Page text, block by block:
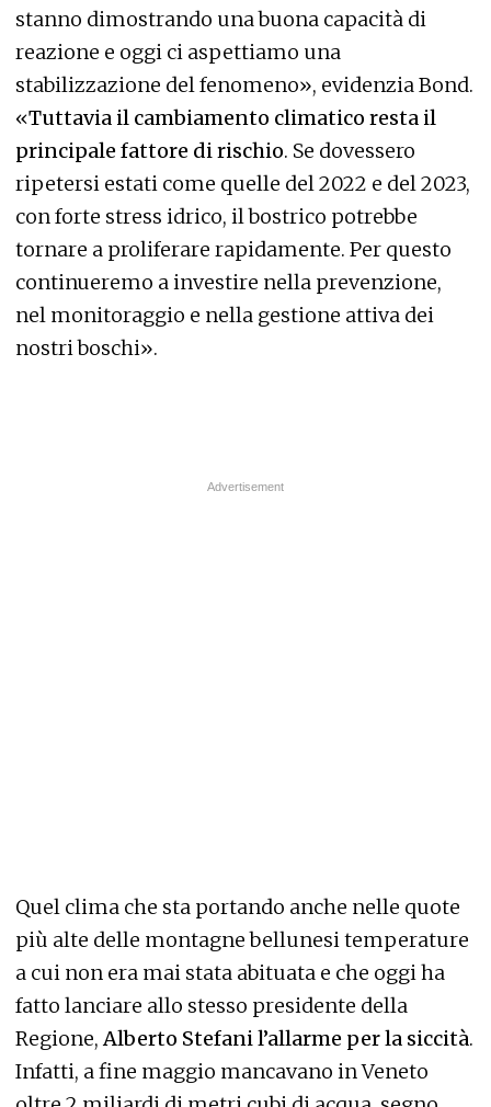
stanno dimostrando una buona capacità di
reazione e oggi ci aspettiamo una
stabilizzazione del fenomeno», evidenzia Bond.
«Tuttavia il cambiamento climatico resta il
principale fattore di rischio. Se dovessero
ripetersi estati come quelle del 2022 e del 2023,
con forte stress idrico, il bostrico potrebbe
tornare a proliferare rapidamente. Per questo
continueremo a investire nella prevenzione,
nel monitoraggio e nella gestione attiva dei
nostri boschi».
Quel clima che sta portando anche nelle quote
più alte delle montagne bellunesi temperature
a cui non era mai stata abituata e che oggi ha
fatto lanciare allo stesso presidente della
Regione, Alberto Stefani l’allarme per la siccità.
Infatti, a fine maggio mancavano in Veneto